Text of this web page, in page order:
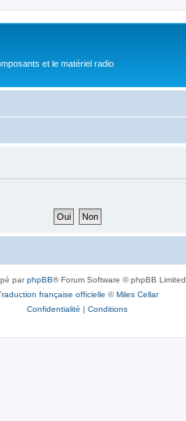
et le matériel radio
parphpBB® Forum Software © phpBB Limited
française officielle ©Miles Cellar
Confidentialité | Conditions